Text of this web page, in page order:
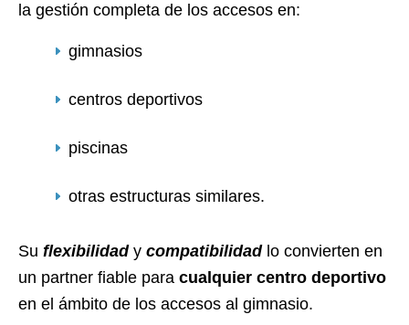
la gestión completa de los accesos en:
gimnasios
centros deportivos
piscinas
otras estructuras similares.
Su flexibilidady compatibilidadlo convierten en
un partner fiable para cualquier centro deportivo
en el ámbito de los accesos al gimnasio.